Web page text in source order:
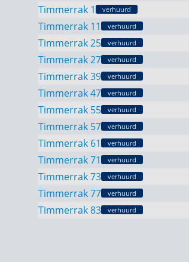
Timmerrak 1
verhuurd
Timmerrak 11
verhuurd
Timmerrak 25
verhuurd
Timmerrak 27
verhuurd
Timmerrak 39
verhuurd
Timmerrak 47
verhuurd
Timmerrak 55
verhuurd
Timmerrak 57
verhuurd
Timmerrak 61
verhuurd
Timmerrak 71
verhuurd
Timmerrak 73
verhuurd
Timmerrak 77
verhuurd
Timmerrak 83
verhuurd